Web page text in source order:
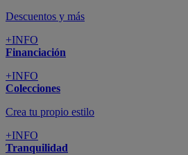
Descuentos y más
+INFO
Financiación
+INFO
Colecciones
Crea tu propio estilo
+INFO
Tranquilidad